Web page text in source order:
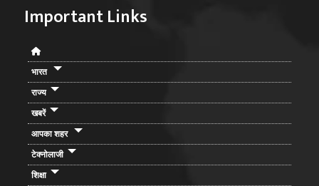
Important Links
भारत
राज्य
खबरें
आपका शहर
टेक्नोलाजी
शिक्षा